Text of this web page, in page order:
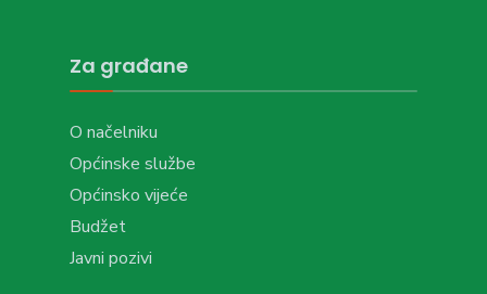
Za građane
O načelniku
Općinske službe
Općinsko vijeće
Budžet
Javni pozivi